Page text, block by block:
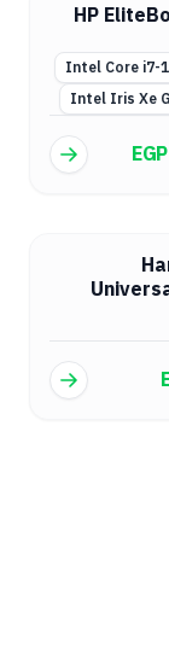
HP
Intel Core i7-
Intel Iris Xe